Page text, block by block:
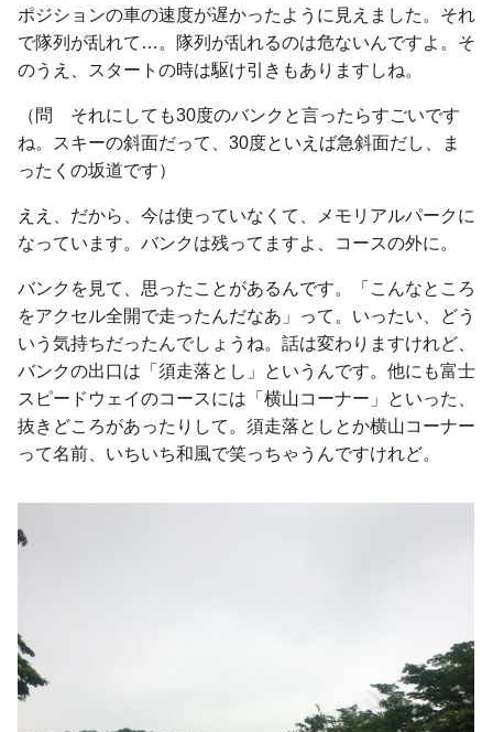
ポジションの車の速度が遅かったように見えました。それ
で隊列が乱れて…。隊列が乱れるのは危ないんですよ。そ
のうえ、スタートの時は駆け引きもありますしね。
（問 それにしても30度のバンクと言ったらすごいです
ね。スキーの斜面だって、30度といえば急斜面だし、ま
ったくの坂道です）
ええ、だから、今は使っていなくて、メモリアルパークに
なっています。バンクは残ってますよ、コースの外に。
バンクを見て、思ったことがあるんです。「こんなところ
をアクセル全開で走ったんだなあ」って。いったい、どう
いう気持ちだったんでしょうね。話は変わりますけれど、
バンクの出口は「須走落とし」というんです。他にも富士
スピードウェイのコースには「横山コーナー」といった、
抜きどころがあったりして。須走落としとか横山コーナー
って名前、いちいち和風で笑っちゃうんですけれど。